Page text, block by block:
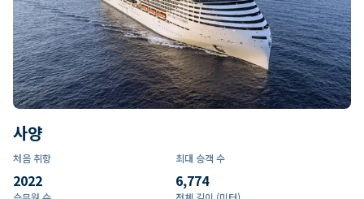
사양
처음 취항
2022
최대 승객 수
6,774